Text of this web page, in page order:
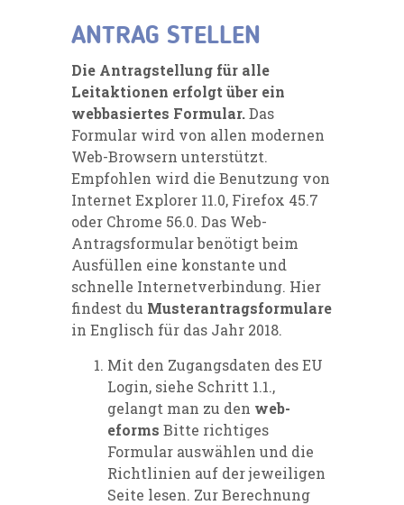
ANTRAG STELLEN
Die Antragstellung für alle
Leitaktionen erfolgt über ein
webbasiertes Formular.Das
Formular wird von allen modernen
Web-Browsern unterstützt.
Empfohlen wird die Benutzung von
Internet Explorer 11.0, Firefox 45.7
oder Chrome 56.0. Das Web-
Antragsformular benötigt beim
Ausfüllen eine konstante und
schnelle Internetverbindung. Hier
findest du Musterantragsformulare
in Englisch für das Jahr 2018.
Mit den Zugangsdaten des EU
Login, siehe Schritt 1.1.,
gelangt man zu den web-
eforms Bitte richtiges
Formular auswählen und die
Richtlinien auf der jeweiligen
Seite lesen. Zur Berechnung